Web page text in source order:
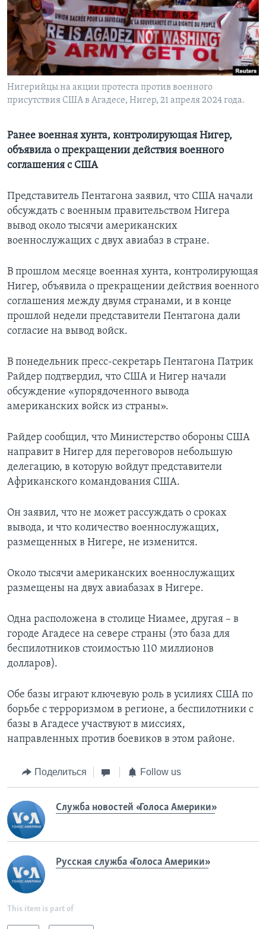
Learning English
СОЦИАЛЬНЫЕ СЕТИ
Языки
Нигерийцы на акции протеста против военного
присутствия США в Агадесе, Нигер, 21 апреля 2024 года.
Ранее военная хунта, контролирующая Нигер,
объявила о прекращении действия военного
соглашения с США
Представитель Пентагона заявил, что США начали
обсуждать с военным правительством Нигера
вывод около тысячи американских
военнослужащих с двух авиабаз в стране.
В прошлом месяце военная хунта, контролирующая
Нигер, объявила о прекращении действия военного
соглашения между двумя странами, и в конце
прошлой недели представители Пентагона дали
согласие на вывод войск.
В понедельник пресс-секретарь Пентагона Патрик
Райдер подтвердил, что США и Нигер начали
обсуждение «упорядоченного вывода
американских войск из страны».
Райдер сообщил, что Министерство обороны США
направит в Нигер для переговоров небольшую
делегацию, в которую войдут представители
Африканского командования США.
Он заявил, что не может рассуждать о сроках
вывода, и что количество военнослужащих,
размещенных в Нигере, не изменится.
Около тысячи американских военнослужащих
размещены на двух авиабазах в Нигере.
Одна расположена в столице Ниамее, другая – в
городе Агадесе на севере страны (это база для
беспилотников стоимостью 110 миллионов
долларов).
Обе базы играют ключевую роль в усилиях США по
борьбе с терроризмом в регионе, а беспилотники с
базы в Агадесе участвуют в миссиях,
направленных против боевиков в этом районе.
Поделиться Follow us
Служба новостей «Голоса Америки»
Русская служба «Голоса Америки»
This item is part of